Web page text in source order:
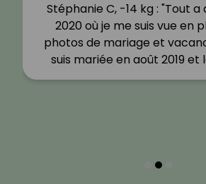
Stéphanie C, -14 kg : "Tout a
2020 où je me suis vue en
photos de mariage et
suis mariée en août 2019 et